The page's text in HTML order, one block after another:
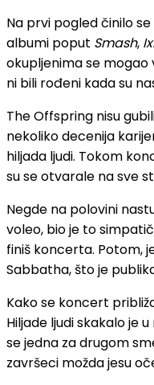
Na prvi pogled činilo
albumi poput Smash,
okupljenima se mogao
ni bili rođeni kada su
The Offspring nisu
nekoliko decenija
hiljada ljudi. Tokom
su se otvarale na sve
Negde na polovini
voleo, bio je to
finiš koncerta. Potom,
Sabbatha, što je
Kako se koncert
Hiljade ljudi skakalo je
se jedna za drugom
završeci možda jesu